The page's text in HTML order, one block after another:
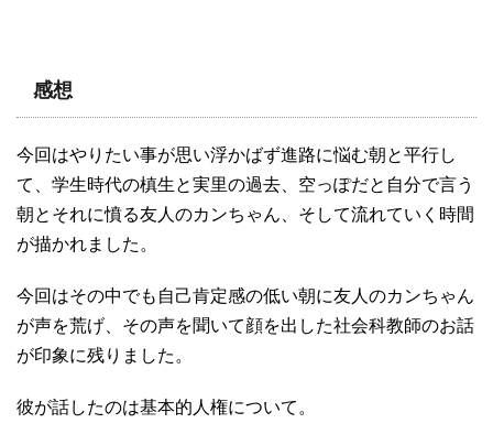
感想
今回はやりたい事が思い浮かばず進路に悩む朝と平行し
て、学生時代の槙生と実里の過去、空っぽだと自分で言う
朝とそれに憤る友人のカンちゃん、そして流れていく時間
が描かれました。
今回はその中でも自己肯定感の低い朝に友人のカンちゃん
が声を荒げ、その声を聞いて顔を出した社会科教師のお話
が印象に残りました。
彼が話したのは基本的人権について。